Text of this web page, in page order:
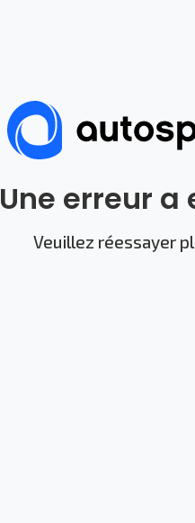
Une erreur a
Veuillez réessayer